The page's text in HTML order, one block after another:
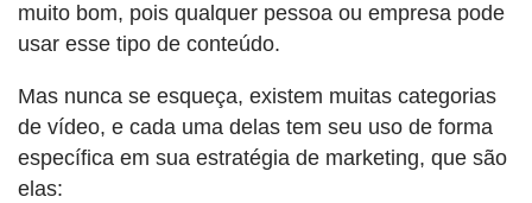
muito bom, pois qualquer pessoa ou empresa pode
usar esse tipo de conteúdo.
Mas nunca se esqueça, existem muitas categorias
de vídeo, e cada uma delas tem seu uso de forma
específica em sua estratégia de marketing, que são
elas: